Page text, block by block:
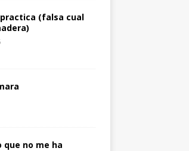
(falsa cual
que no me ha